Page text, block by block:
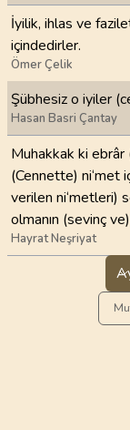
İyilik, ihlas ve
içindedirler.
Ömer Çelik
Şübhesiz o iyiler
Hasan Basri Çantay
Muhakkak ki ebrâr
(Cennette) ni‘met
verilen ni‘metleri)
olmanın (sevinç ve)
Hayrat Neşriyat